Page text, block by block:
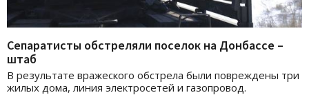
Сепаратисты обстреляли поселок на Донбассе –
штаб
В результате вражеского обстрела были повреждены три
жилых дома, линия электросетей и газопровод.